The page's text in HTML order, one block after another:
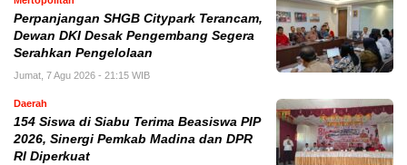
Perpanjangan SHGB Citypark Terancam,
Dewan DKI Desak Pengembang Segera
Serahkan Pengelolaan
Jumat, 7 Agu 2026 - 21:15 WIB
Daerah
154 Siswa di Siabu Terima Beasiswa PIP
2026, Sinergi Pemkab Madina dan DPR
RI Diperkuat